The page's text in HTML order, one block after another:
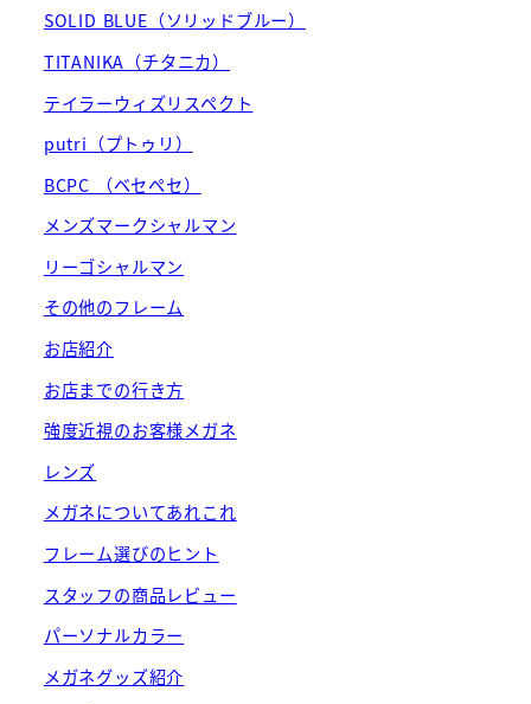
SOLID BLUE（ソリッドブルー）
TITANIKA（チタニカ）
テイラーウィズリスペクト
putri（プトゥリ）
BCPC （ベセペセ）
メンズマークシャルマン
リーゴシャルマン
その他のフレーム
お店紹介
お店までの行き方
強度近視のお客様メガネ
レンズ
メガネについてあれこれ
フレーム選びのヒント
スタッフの商品レビュー
パーソナルカラー
メガネグッズ紹介